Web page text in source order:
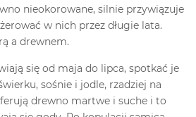
nieokorowane, silnie przywiązuje
w nich przez długie lata.
a drewnem.
się od maja do lipca, spotkać je
sośnie i jodle, rzadziej na
drewno martwe i suche i to